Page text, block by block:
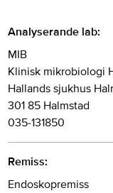
Analyserande lab:
MIB
Klinisk mikrobiologi
Hallands sjukhus
301 85 Halmstad
035-131850
Remiss:
Endoskopremiss